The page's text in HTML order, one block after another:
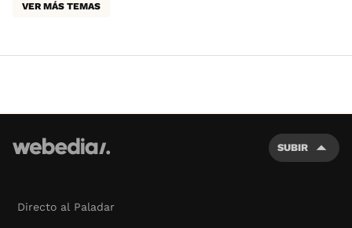
VER MÁS TEMAS
SUBIR
Directo al Paladar